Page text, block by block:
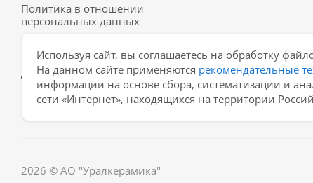
Политика в отношении
персональных данных
Согласие на обработку
персональных данных
Договор-оферта
Рекомендательные
технологии
2026 © АО "Уралкерамика"
Используя сайт, вы соглашаетесь на обработку
На данном сайте применяются рекомендательные
информации на основе сбора, систематизации и
сети «Интернет», находящихся на территории